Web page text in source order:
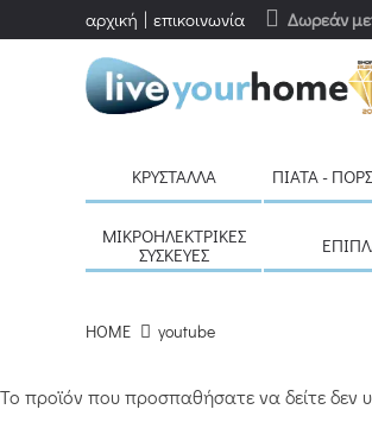
Δωρεάν
αρχική επικοινωνία
ΚΡΎΣΤΑΛΛΑ ΠΙΆΤΑ -
ΜΙΚΡΟΗΛΕΚΤΡΙΚΈΣ
ΣΥΣΚΕΥΈΣ
HOME youtube
Το προϊόν που προσπαθήσατε να δείτε δεν